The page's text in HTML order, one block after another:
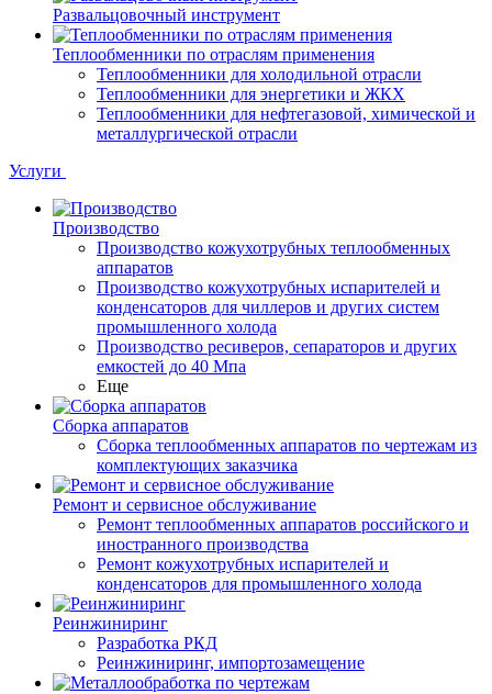
Развальцовочный инструмент
Теплообменники по отраслям применения
Теплообменники для холодильной отрасли
Теплообменники для энергетики и ЖКХ
Теплообменники для нефтегазовой, химической и
металлургической отрасли
Услуги
Производство
Производство кожухотрубных теплообменных
аппаратов
Производство кожухотрубных испарителей и
конденсаторов для чиллеров и других систем
промышленного холода
Производство ресиверов, сепараторов и других
емкостей до 40 Мпа
Еще
Сборка аппаратов
Сборка теплообменных аппаратов по чертежам из
комплектующих заказчика
Ремонт и сервисное обслуживание
Ремонт теплообменных аппаратов российского и
иностранного производства
Ремонт кожухотрубных испарителей и
конденсаторов для промышленного холода
Реинжиниринг
Разработка РКД
Реинжиниринг, импортозамещение